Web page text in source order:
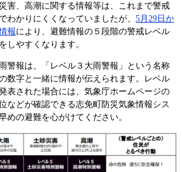
害、高潮に関する情報等は、これまで警戒
わかりにくくなっていましたが、 5月29日か
報により、避難情報の５段階の警戒レベル
しやすくなります。
警報は、「レベル３大雨警報」という名称
数字と一緒に情報が伝えられます。レベル
表された場合には、気象庁ホームページの
などが確認できる志免町防災気象情報シス
めの避難を心がけてください。